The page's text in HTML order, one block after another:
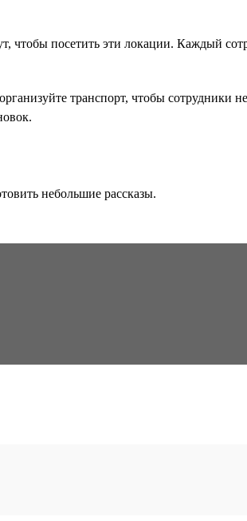
чтобы посетить эти локации. Каждый
транспорт, чтобы
небольшие рассказы.